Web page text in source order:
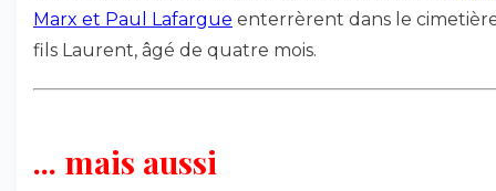
Marx et Paul Lafargue enterrèrent dans le
fils Laurent, âgé de quatre mois.
... mais aussi